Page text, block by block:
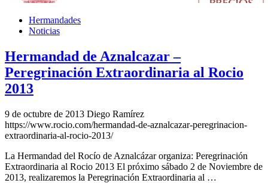
Hermandades
Noticias
Hermandad de Aznalcazar –
Peregrinación Extraordinaria al Rocio
2013
9 de octubre de 2013 Diego Ramírez
https://www.rocio.com/hermandad-de-aznalcazar-peregrinacion-
extraordinaria-al-rocio-2013/
La Hermandad del Rocío de Aznalcázar organiza: Peregrinación
Extraordinaria al Rocio 2013 El próximo sábado 2 de Noviembre de
2013, realizaremos la Peregrinación Extraordinaria al …